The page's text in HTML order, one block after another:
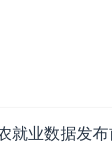
就业数据发